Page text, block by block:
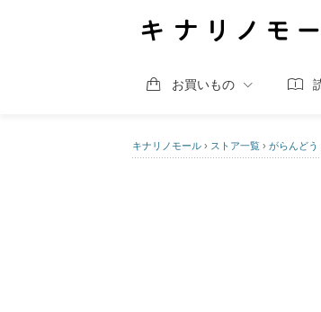
お買いもの
キナリノモール › ストア一覧 › がらんどう